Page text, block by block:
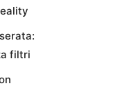
filtri